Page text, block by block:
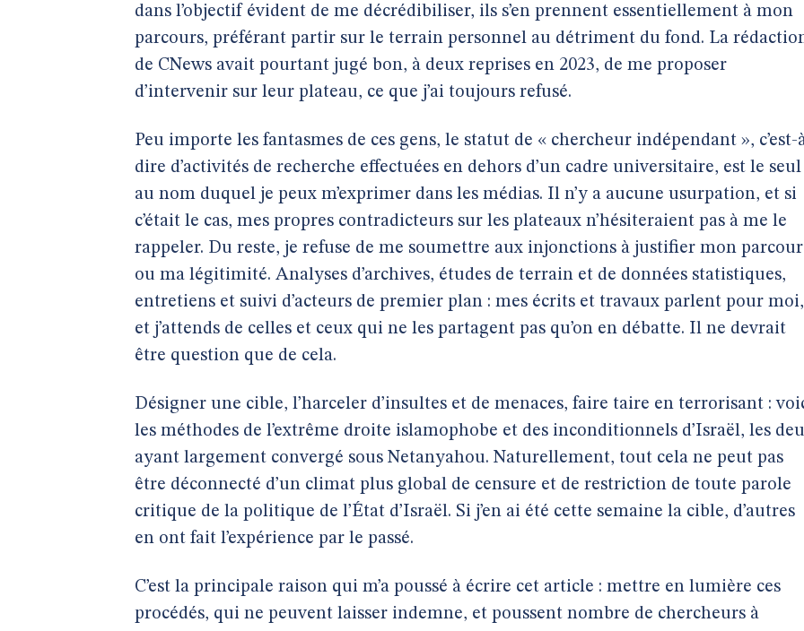
dans l’objectif évident de me décrédibiliser, ils s’en prennent essentiellement à mon
parcours, préférant partir sur le terrain personnel au détriment du fond. La
de CNews avait pourtant jugé bon, à deux reprises en 2023, de me proposer
d’intervenir sur leur plateau, ce que j’ai toujours refusé.
Peu importe les fantasmes de ces gens, le statut de « chercheur indépendant », c’est-
dire d’activités de recherche effectuées en dehors d’un cadre universitaire, est le seul
au nom duquel je peux m’exprimer dans les médias. Il n’y a aucune usurpation, et si
c’était le cas, mes propres contradicteurs sur les plateaux n’hésiteraient pas à me le
rappeler. Du reste, je refuse de me soumettre aux injonctions à justifier mon
ou ma légitimité. Analyses d’archives, études de terrain et de données statistiques,
entretiens et suivi d’acteurs de premier plan : mes écrits et travaux parlent pour moi,
et j’attends de celles et ceux qui ne les partagent pas qu’on en débatte. Il ne devrait
être question que de cela.
Désigner une cible, l’harceler d’insultes et de menaces, faire taire en terrorisant :
les méthodes de l’extrême droite islamophobe et des inconditionnels d’Israël, les
ayant largement convergé sous Netanyahou. Naturellement, tout cela ne peut pas
être déconnecté d’un climat plus global de censure et de restriction de toute parole
critique de la politique de l’État d’Israël. Si j’en ai été cette semaine la cible, d’autres
en ont fait l’expérience par le passé.
C’est la principale raison qui m’a poussé à écrire cet article : mettre en lumière ces
procédés, qui ne peuvent laisser indemne, et poussent nombre de chercheurs à